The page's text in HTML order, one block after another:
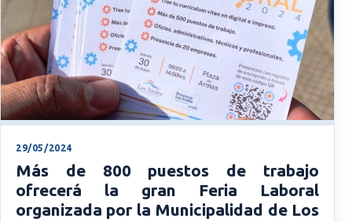
29/05/2024
Más de 800 puestos de trabajo
ofrecerá la gran Feria Laboral
organizada por la Municipalidad de Los